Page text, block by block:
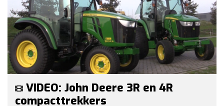
VIDEO: John Deere 3R en 4R
compacttrekkers